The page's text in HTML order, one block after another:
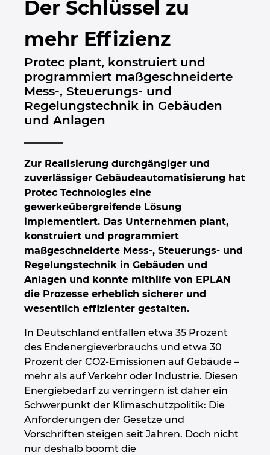
Der Schlüssel zu
mehr Effizienz
Protec plant, konstruiert und
programmiert maßgeschneiderte
Mess-, Steuerungs- und
Regelungstechnik in Gebäuden
und Anlagen
Zur Realisierung durchgängiger und
zuverlässiger Gebäudeautomatisierung hat
Protec Technologies eine
gewerkeübergreifende Lösung
implementiert. Das Unternehmen plant,
konstruiert und programmiert
maßgeschneiderte Mess-, Steuerungs- und
Regelungstechnik in Gebäuden und
Anlagen und konnte mithilfe von EPLAN
die Prozesse erheblich sicherer und
wesentlich effizienter gestalten.
In Deutschland entfallen etwa 35 Prozent
des Endenergieverbrauchs und etwa 30
Prozent der CO2-Emissionen auf Gebäude –
mehr als auf Verkehr oder Industrie. Diesen
Energiebedarf zu verringern ist daher ein
Schwerpunkt der Klimaschutzpolitik: Die
Anforderungen der Gesetze und
Vorschriften steigen seit Jahren. Doch nicht
nur deshalb boomt die
Bulgarien
Chile
China
China Taiwan
Deutschland
Finnland
Frankreich
Griechenland
Großbritannien
Indien
Indonesien
Irland
Israel
Italien